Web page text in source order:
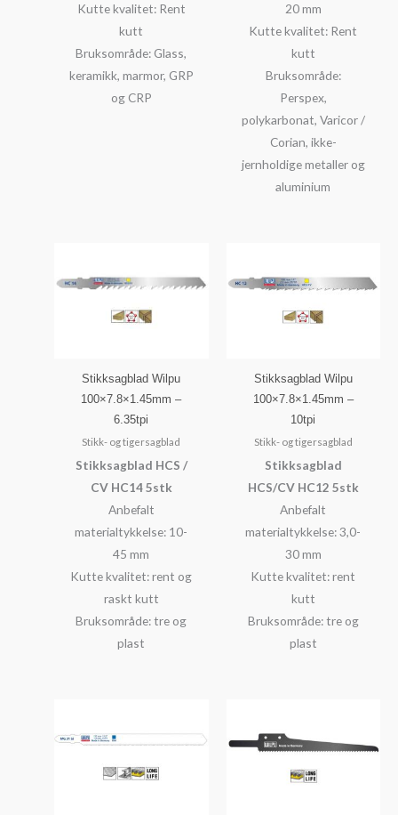
Kutte kvalitet: Rent
kutt
Bruksområde: Glass,
keramikk, marmor, GRP
og CRP
20 mm
Kutte kvalitet: Rent
kutt
Bruksområde:
Perspex,
polykarbonat, Varicor /
Corian, ikke-
jernholdige metaller og
aluminium
Stikksagblad Wilpu
100×7.8×1.45mm –
6.35tpi
Stikk- og tigersagblad
Stikksagblad HCS /
CV HC14 5stk
Anbefalt
materialtykkelse: 10-
45 mm
Kutte kvalitet: rent og
raskt kutt
Bruksområde: tre og
plast
Stikksagblad Wilpu
100×7.8×1.45mm –
10tpi
Stikk- og tigersagblad
Stikksagblad
HCS/CV HC12 5stk
Anbefalt
materialtykkelse: 3,0-
30 mm
Kutte kvalitet: rent
kutt
Bruksområde: tre og
plast